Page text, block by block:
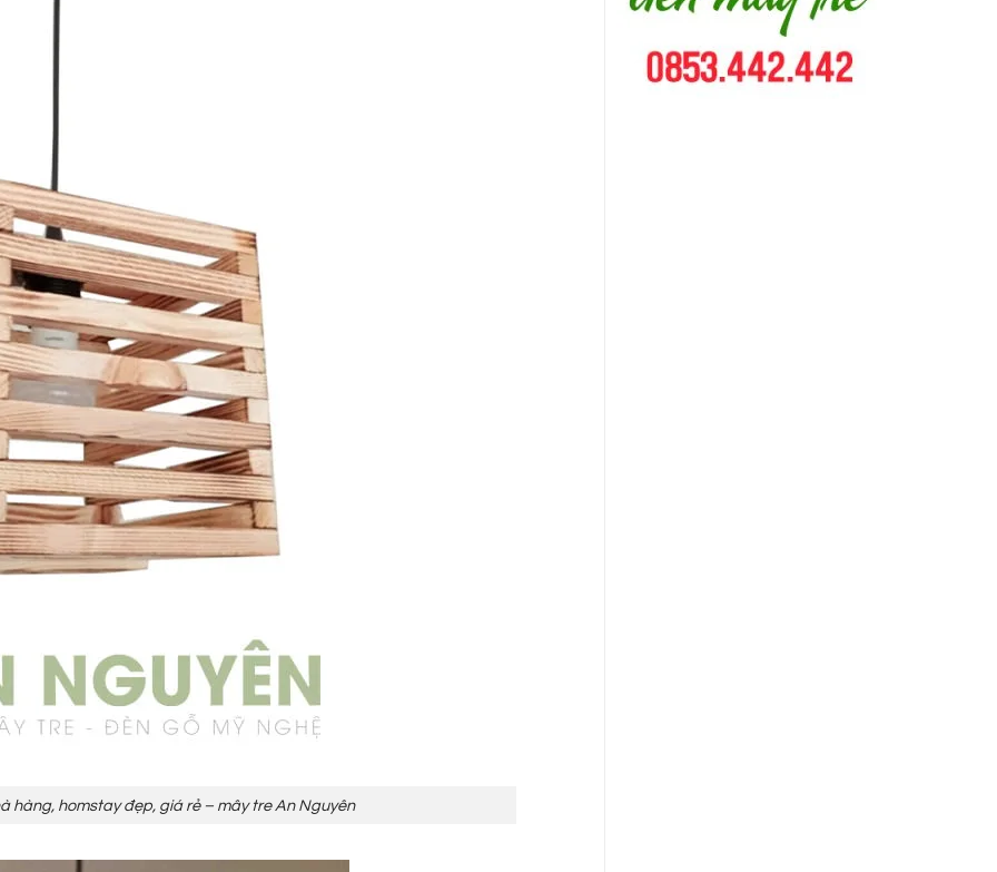
hàng, homstay đẹp, giá rẻ – mây tre An Nguyên